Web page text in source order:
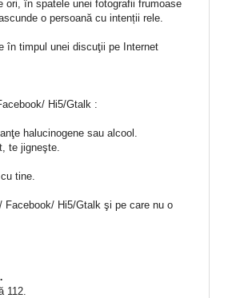
în spatele unei fotografii frumoase
o persoană cu intenții rele.
în timpul unei discuţii pe Internet
Hi5/Gtalk :
halucinogene sau alcool.
te jigneşte.
tine.
Facebook/ Hi5/Gtalk şi pe care nu o
112.